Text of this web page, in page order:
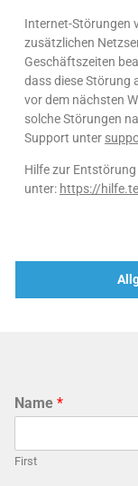
Internet-Störungen
zusätzlichen
Geschäftszeiten
dass diese Störung
vor dem nächsten
solche Störungen
Support unter
Hilfe zur
unter: https://
Name *
First